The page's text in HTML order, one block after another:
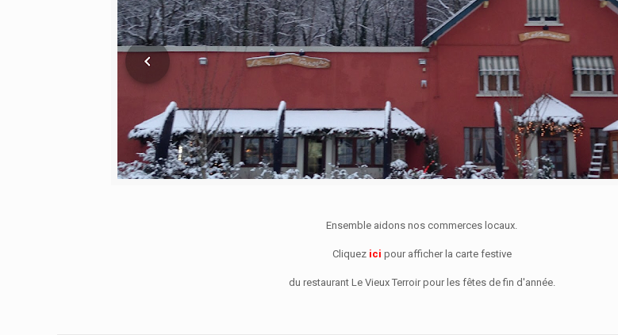
Ensemble aidons nos commerces locaux.
Cliquez ici pour afficher la carte festive
du restaurant Le Vieux Terroir pour les fêtes de fin d'année.